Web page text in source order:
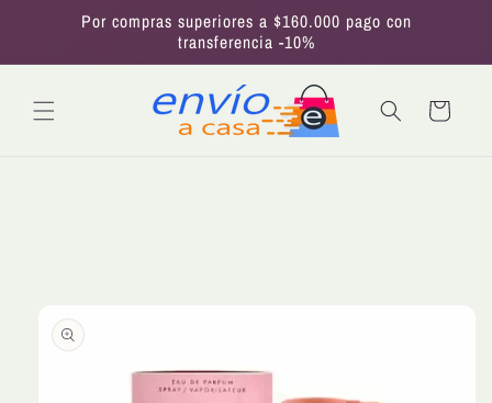
directamentePor compras superiores a $160.000 pago con
transferencia -10%
Carrito